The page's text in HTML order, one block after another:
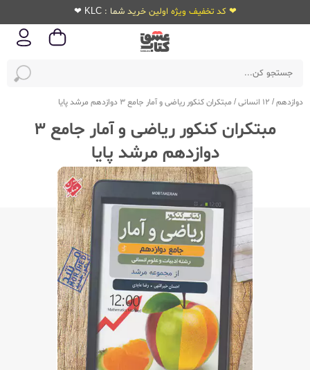
❤ کد تخفیف ویژه اولین خرید شما : KLC ❤
دوازدهم/ 12 انسانی / مبتکران کنکور ریاضی و آمار جامع 3 دوازدهم مرشد پایا
مبتکران کنکور ریاضی و آمار جامع 3
دوازدهم مرشد پایا